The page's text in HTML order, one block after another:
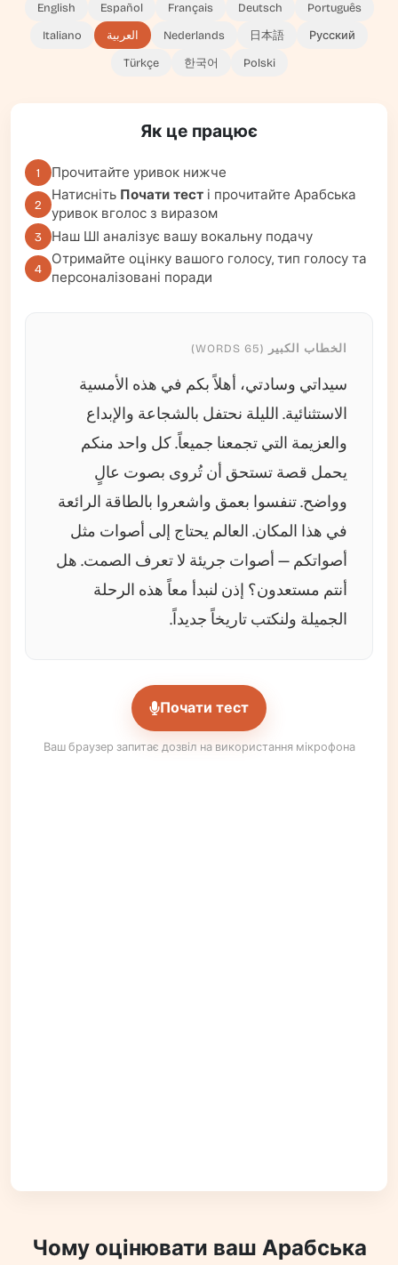
English Español Français Deutsch Português
Italiano العربية Nederlands 日本語 Русский
Türkçe 한국어 Polski
Як це працює
1 Прочитайте уривок нижче
2
Натисніть Почати тест і прочитайте Арабська
уривок вголос з виразом
3 Наш ШІ аналізує вашу вокальну подачу
4
Отримайте оцінку вашого голосу, тип голосу та
персоналізовані поради
الخطاب الكبير (65 WORDS)
سيداتي وسادتي، أهلاً بكم في هذه الأمسية
الاستثنائية. الليلة نحتفل بالشجاعة والإبداع
والعزيمة التي تجمعنا جميعاً. كل واحد منكم
يحمل قصة تستحق أن تُروى بصوت عالٍ
وواضح. تنفسوا بعمق واشعروا بالطاقة الرائعة
في هذا المكان. العالم يحتاج إلى أصوات مثل
أصواتكم — أصوات جريئة لا تعرف الصمت. هل
أنتم مستعدون؟ إذن لنبدأ معاً هذه الرحلة
الجميلة ولنكتب تاريخاً جديداً.
Почати тест
Ваш браузер запитає дозвіл на використання мікрофона
Чому оцінювати ваш Арабська